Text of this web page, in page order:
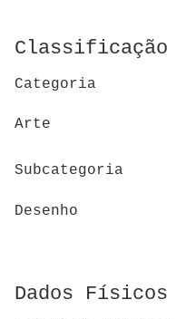
Classificação
Categoria
Arte
Subcategoria
Desenho
Dados Físicos